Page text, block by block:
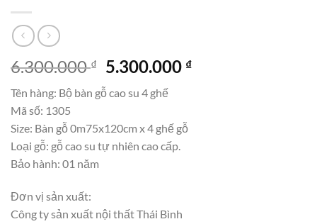
6.300.000₫
Giá
gốc
là:
6.300.000 ₫.
5.300.000 ₫Giá
Tên hàng: Bộ bàn gỗ cao su 4 ghế
Mã số: 1305
Size: Bàn gỗ 0m75x120cm x 4 ghế gỗ
Loại gỗ: gỗ cao su tự nhiên cao cấp.
Bảo hành: 01 năm
Đơn vị sản xuất:
Công ty sản xuất nội thất Thái Bình